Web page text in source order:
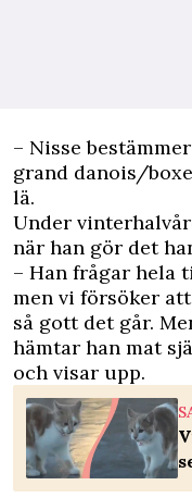
– Nisse
grand danois/
lä.
Under
när han gör det
– Han frågar hela
men vi försöker
så gott det går.
hämtar han mat
och visar upp.